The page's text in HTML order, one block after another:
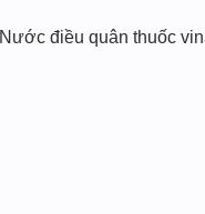
Nước điều quân thuốc